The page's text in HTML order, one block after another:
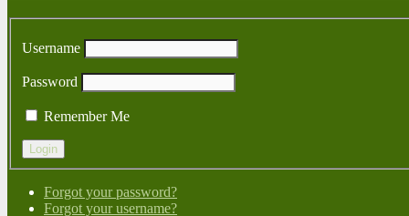
Username
Password
Remember Me
Forgot your password?
Forgot your username?